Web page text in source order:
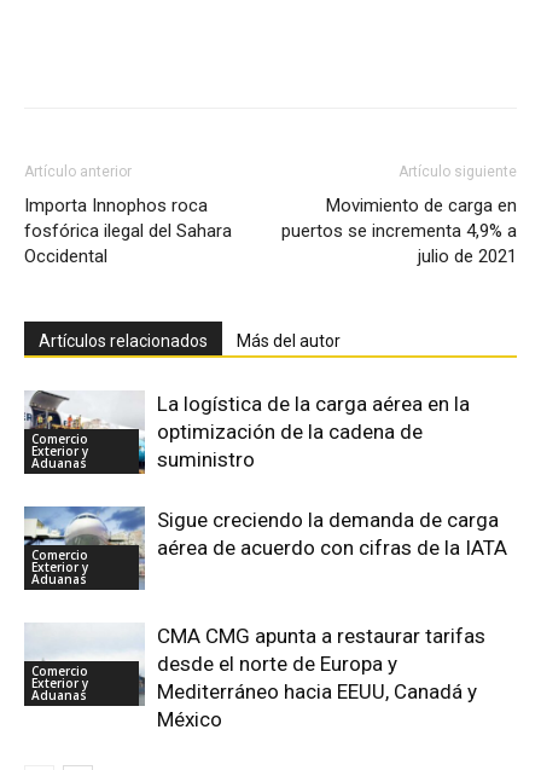
Artículo anterior
Importa Innophos roca
fosfórica ilegal del Sahara
Occidental
Artículo siguiente
Movimiento de carga en
puertos se incrementa 4,9% a
julio de 2021
Artículos relacionados Más del autor
Comercio
Exterior y
Aduanas
La logística de la carga aérea en la
optimización de la cadena de
suministro
Comercio
Exterior y
Aduanas
Sigue creciendo la demanda de carga
aérea de acuerdo con cifras de la IATA
Comercio
Exterior y
Aduanas
CMA CMG apunta a restaurar tarifas
desde el norte de Europa y
Mediterráneo hacia EEUU, Canadá y
México